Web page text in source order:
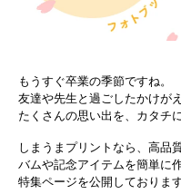
もうすぐ卒業の季節ですね。
友達や先生と過ごしたかけが
たくさんの思い出を、カタチ
しまうまプリントなら、高品
バムや記念アイテムを簡単に
特集ページを公開しておりま